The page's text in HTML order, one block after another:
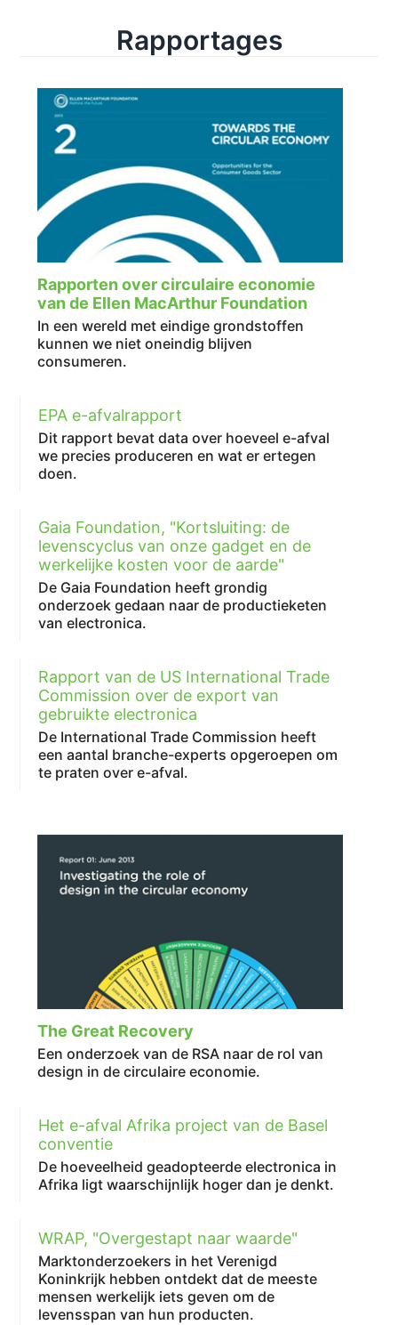
Rapportages
Rapporten over circulaire economie
van de Ellen MacArthur Foundation
In een wereld met eindige grondstoffen
kunnen we niet oneindig blijven
consumeren.
EPA e-afvalrapport
Dit rapport bevat data over hoeveel e-afval
we precies produceren en wat er ertegen
doen.
Gaia Foundation, "Kortsluiting: de
levenscyclus van onze gadget en de
werkelijke kosten voor de aarde"
De Gaia Foundation heeft grondig
onderzoek gedaan naar de productieketen
van electronica.
Rapport van de US International Trade
Commission over de export van
gebruikte electronica
De International Trade Commission heeft
een aantal branche-experts opgeroepen om
te praten over e-afval.
The Great Recovery
Een onderzoek van de RSA naar de rol van
design in de circulaire economie.
Het e-afval Afrika project van de Basel
conventie
De hoeveelheid geadopteerde electronica in
Afrika ligt waarschijnlijk hoger dan je denkt.
WRAP, "Overgestapt naar waarde"
Marktonderzoekers in het Verenigd
Koninkrijk hebben ontdekt dat de meeste
mensen werkelijk iets geven om de
levensspan van hun producten.